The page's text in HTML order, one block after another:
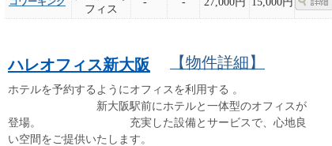
フィス
ハレオフィス新大阪 【物件詳細】
ホテルを予約するようにオフィスを利用する 。​
新大阪駅前にホテルと一体型のオフィスが
登場。 充実した設備とサービスで、心地良
い空間をご提供いたします。